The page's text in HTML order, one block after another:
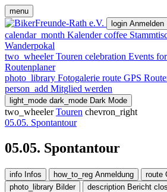
menu
login Anmelden
calendar_month Kalender coffee
Wanderpokal
two_wheeler Touren celebration Events
Routenplaner
photo_library Fotogalerie route GPS
person_add Mitglied werden
light_mode dark_mode Dark Mode
two_wheeler Touren chevron_right
05.05. Spontantour
05.05. Spontantour
info Infos how_to_reg Anmeldung route
photo_library Bilder description Bericht